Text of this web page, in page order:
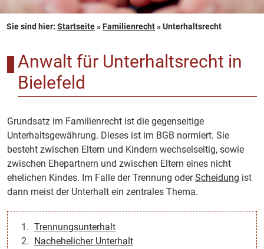
Sie sind hier:Startseite»Familienrecht»Unterhaltsrecht
Anwalt für Unterhaltsrecht in
Bielefeld
Grundsatz im Familienrecht ist die gegenseitige
Unterhaltsgewährung. Dieses ist im BGB normiert. Sie
besteht zwischen Eltern und Kindern wechselseitig, sowie
zwischen Ehepartnern und zwischen Eltern eines nicht
ehelichen Kindes. Im Falle der Trennung oderScheidung ist
dann meist der Unterhalt ein zentrales Thema.
Trennungsunterhalt
Nachehelicher Unterhalt